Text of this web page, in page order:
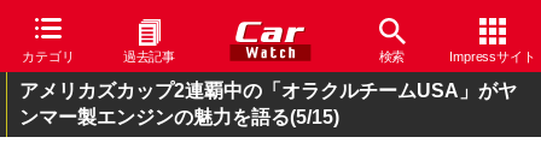
カテゴリ 過去記事 検索 Impressサイト
アメリカズカップ2連覇中の「オラクルチームUSA」がヤ
ンマー製エンジンの魅力を語る(5/15)